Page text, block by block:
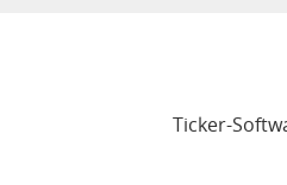
Ticker-